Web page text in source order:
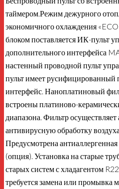
таймером.Режим дежурного
экономичного охлаждения
блоком поставляется ИК-пульт
дополнительного интерфейса
настенный проводной пульт
пульт имеет русифицированный
интерфейс. Наноплатиновый
встроены платиново-
диапазона. Фильтр
антивирусную обработку
Предусмотрена
(опция). Установка на старые
старых систем с хладагентом
требуется замена или промывка